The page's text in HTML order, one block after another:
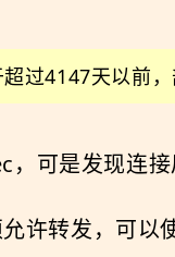
过4147天以前
，可是发现连
许转发，可以